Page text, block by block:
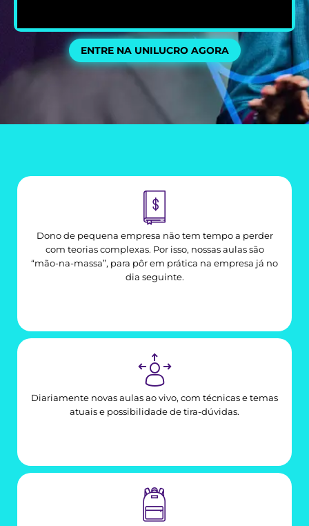
ENTRE NA UNILUCRO AGORA
Dono de pequena empresa não tem tempo a perder
com teorias complexas. Por isso, nossas aulas são
“mão-na-massa”, para pôr em prática na empresa já no
dia seguinte.
Diariamente novas aulas ao vivo, com técnicas e temas
atuais e possibilidade de tira-dúvidas.